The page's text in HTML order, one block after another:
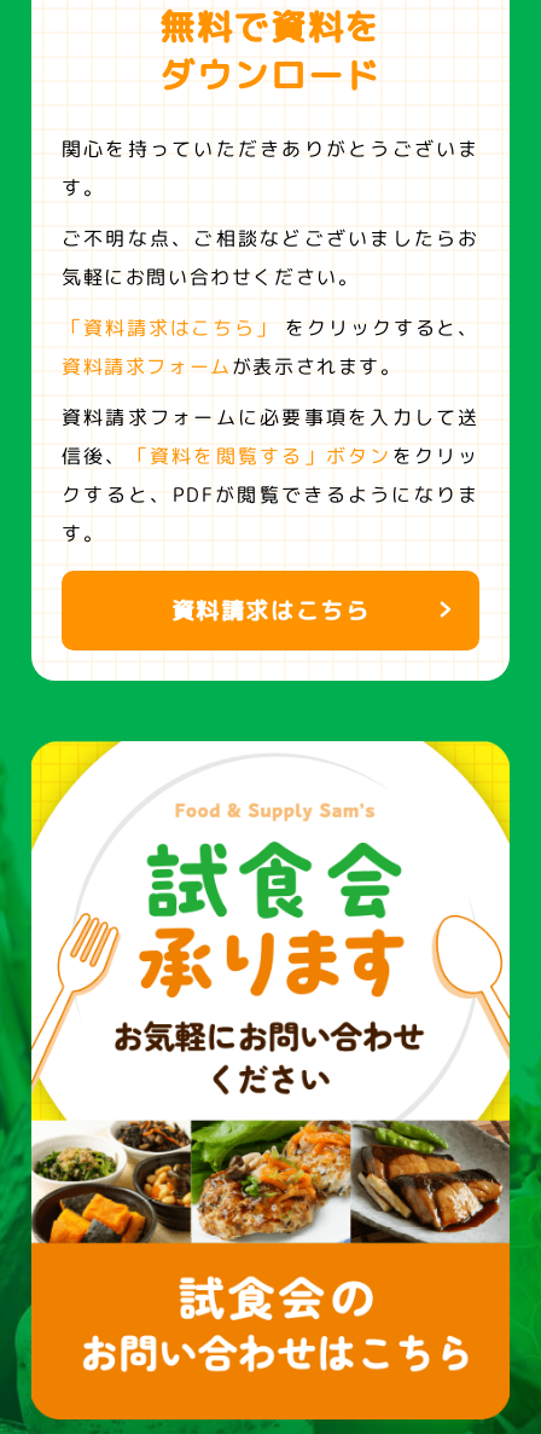
無料で資料を
ダウンロード
関心を持っていただきありがとうございま
す。
ご不明な点、ご相談などございましたらお
気軽にお問い合わせください。
「資料請求はこちら」
をクリックすると、
資料請求フォームが表示されます。
資料請求フォームに必要事項を入力して送
信後、
「資料を閲覧する」ボタン をクリッ
クすると、 PDFが閲覧できるようになりま
す。
資料請求はこちら